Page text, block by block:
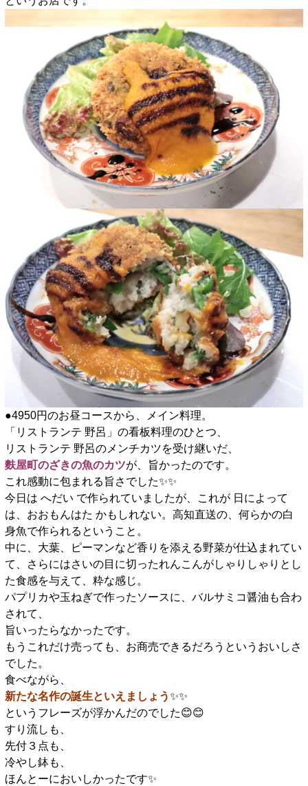
●4950円のお昼コースから、メイン料理。
「リストランテ 野呂」の看板料理のひとつ、
リストランテ 野呂のメンチカツを受け継いだ、
麩屋町のざきの魚のカツが、旨かったのです。
これ感動に包まれる旨さでした✨️✨️
今日は へだい で作られていましたが、これが 日によって
は、おおもんはた かもしれない。高知直送の、何らかの白
身魚で作られるということ。
中に、大葉、ピーマンなど香りを添える野菜が仕込まれてい
て、さらにはさいの目に切ったれんこんがしゃりしゃりとし
た食感を与えて、粋な感じ。
パプリカや玉ねぎで作ったソースに、バルサミコ醤油も合わ
されて、
旨いったらなかったです。
もうこれだけ売っても、お商売できるだろうというおいしさ
でした。
食べながら、
新たな名作の誕生といえましょう✨️✨️
というフレーズが浮かんだのでした😊😊
すり流しも、
先付３点も、
冷やし鉢も、
ほんとーにおいしかったです✨️